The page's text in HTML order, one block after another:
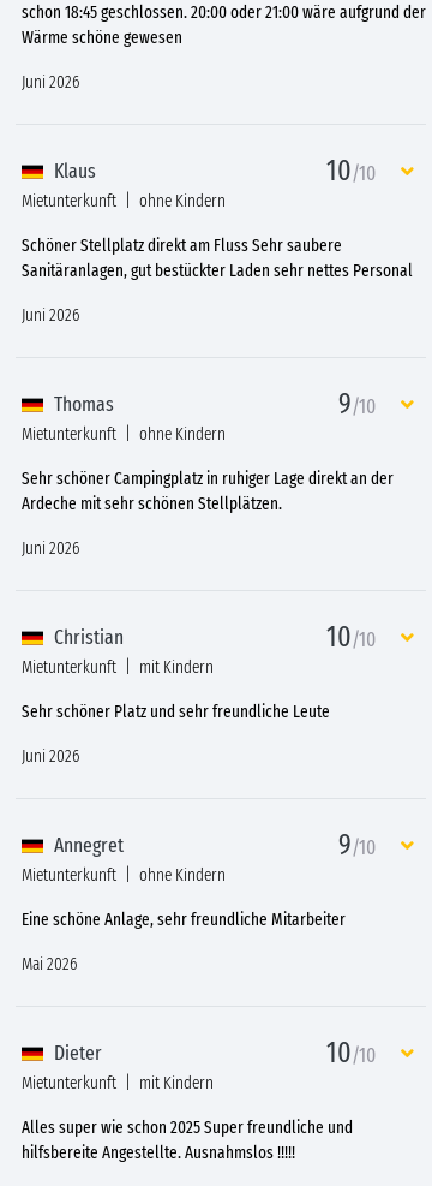
schon 18:45 geschlossen. 20:00 oder 21:00 wäre aufgrund der
Wärme schöne gewesen
Juni 2026
Klaus 10/10
Mietunterkunft ohne Kindern
Schöner Stellplatz direkt am Fluss Sehr saubere
Sanitäranlagen, gut bestückter Laden sehr nettes Personal
Juni 2026
Thomas 9/10
Mietunterkunft ohne Kindern
Sehr schöner Campingplatz in ruhiger Lage direkt an der
Ardeche mit sehr schönen Stellplätzen.
Juni 2026
Christian 10/10
Mietunterkunft mit Kindern
Sehr schöner Platz und sehr freundliche Leute
Juni 2026
Annegret 9/10
Mietunterkunft ohne Kindern
Eine schöne Anlage, sehr freundliche Mitarbeiter
Mai 2026
Dieter 10/10
Mietunterkunft mit Kindern
Alles super wie schon 2025 Super freundliche und
hilfsbereite Angestellte. Ausnahmslos !!!!!